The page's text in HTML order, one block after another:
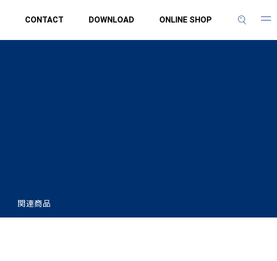
CONTACT DOWNLOAD ONLINE SHOP
関連商品